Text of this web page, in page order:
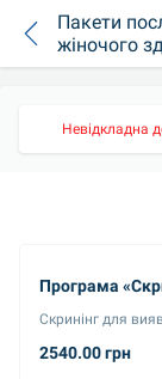
Пакети
жіночого
Невідкладна
Програма
Скринінг для
2540.00 грн